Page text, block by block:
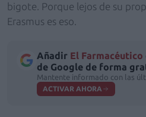
bigote. Porque lejos de su
Erasmus es eso.
Añadir El Farmacéutico
de Google de forma
Mantente informado con las
ACTIVAR AHORA